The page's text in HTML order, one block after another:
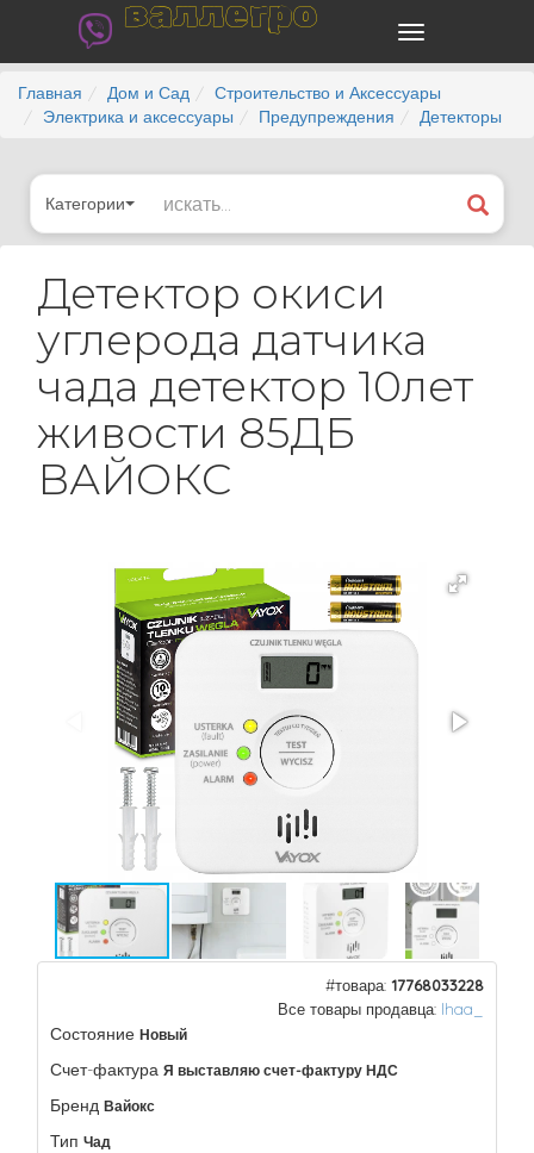
валлегро
Главная Дом и Сад
Строительство и Аксессуары
Электрика и аксессуары
Предупреждения Детекторы
Категории
Детектор окиси
углерода датчика
чада детектор 10лет
живости 85ДБ
ВАЙОКС
#товара: 17768033228
Все товары продавца: Ihaa_
Состояние Новый
Счет-фактура Я выставляю счет-фактуру НДС
Бренд Вайокс
Тип Чад